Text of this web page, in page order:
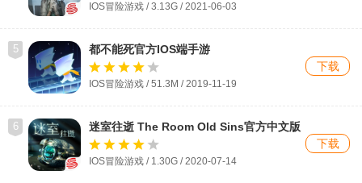
IOS冒险游戏 / 3.13G / 2021-06-03
5 都不能死官方IOS端手游
IOS冒险游戏 / 51.3M / 2019-11-19
下载
6
迷室往逝 The Room Old Sins官方中文版
IOS版手游
IOS冒险游戏 / 1.30G / 2020-07-14
下载